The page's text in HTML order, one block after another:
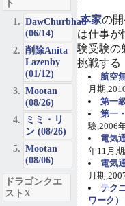
本家の
は仕事が
験受験の
挑戦する
航空
月期
第一
第一
験,2006
電気
年11月
電気
月期
テク
ワーク）
ト
DawChurbhab
(06/14)
削除Anita
Lazenby
(01/12)
Mootan
(08/26)
ミミ・リ
ン (08/26)
Mootan
(08/06)
ドラゴンクエ
ストX